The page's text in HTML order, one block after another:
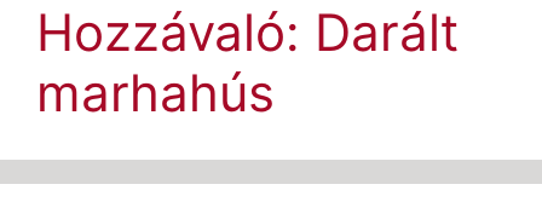
Hozzávaló: Darált
marhahús